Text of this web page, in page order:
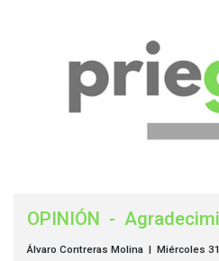
OPINIÓN -
Álvaro Contreras Molina | Miércoles